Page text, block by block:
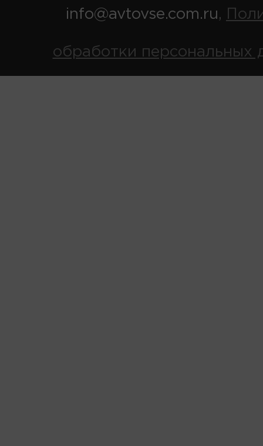
info@avtovse.com.ru,
обработки персональных